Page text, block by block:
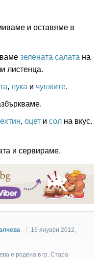
и оставяме в
зелената салата на
листенца.
, лука и чушките.
, оцет и сол на вкус.
и сервираме.
16 януари 2012,
е родена в гр. Стара